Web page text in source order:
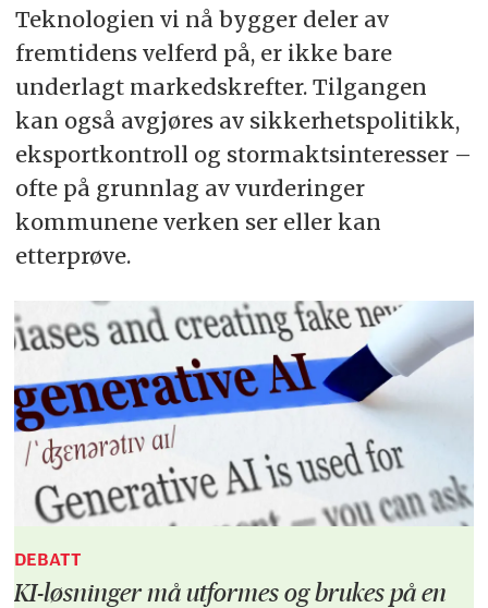
Teknologien vi nå bygger deler av
fremtidens velferd på, er ikke bare
underlagt markedskrefter. Tilgangen
kan også avgjøres av sikkerhetspolitikk,
eksportkontroll og stormaktsinteresser –
ofte på grunnlag av vurderinger
kommunene verken ser eller kan
etterprøve.
DEBATT
KI-løsninger må utformes og brukes på en